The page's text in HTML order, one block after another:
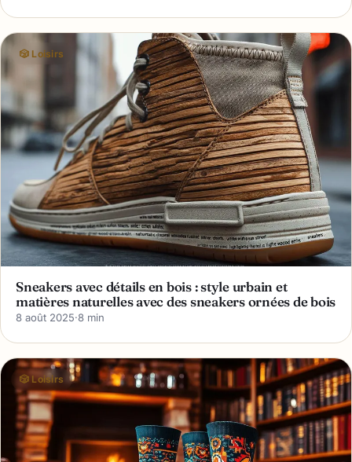
🎲 Loisirs
Sneakers avec détails en bois : style urbain et
matières naturelles avec des sneakers ornées de bois
8 août 2025·8 min
🎲 Loisirs